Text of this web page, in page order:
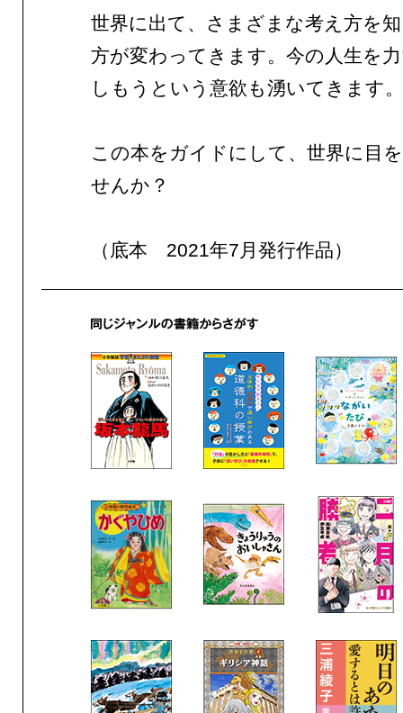
世界に出て、さまざまな考え方を
方が変わってきます。今の人生を
しもうという意欲も湧いてきます。
この本をガイドにして、世界に目
せんか？
（底本 2021年7月発行作品）